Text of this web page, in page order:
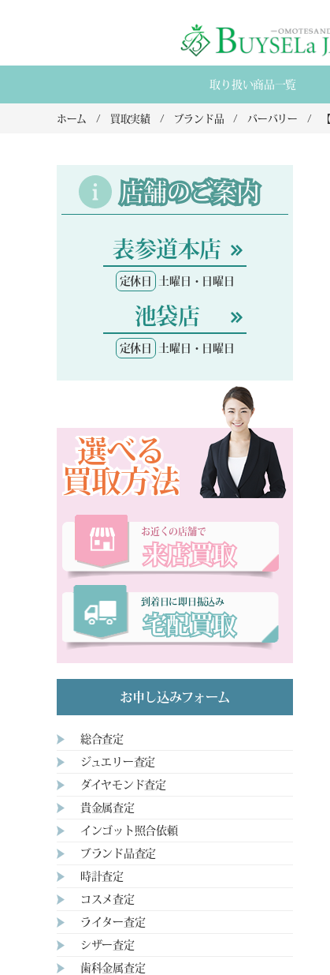
取り扱い商品一覧
ホーム 買取実績 ブランド品 バーバリー
店舗のご案内
表参道本店
定休日 土曜日・日曜日
池袋店
定休日 土曜日・日曜日
選べる
買取方法
お近くの店舗で
来店買取
到着日に即日振込み
宅配買取
お申し込みフォーム
総合査定
ジュエリー査定
ダイヤモンド査定
貴金属査定
インゴット照合依頼
ブランド品査定
時計査定
コスメ査定
ライター査定
シザー査定
歯科金属査定